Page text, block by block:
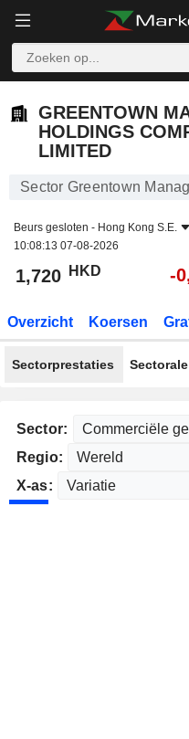
GREENTOWN
HOLDINGS
LIMITED
Sector Greentown
Beurs gesloten - Hong Kong S.E.
10:08:13 07-08-2026
1,720 HKD -
Overzicht Koersen
Sectorprestaties
Sector:
Regio:
X-as: